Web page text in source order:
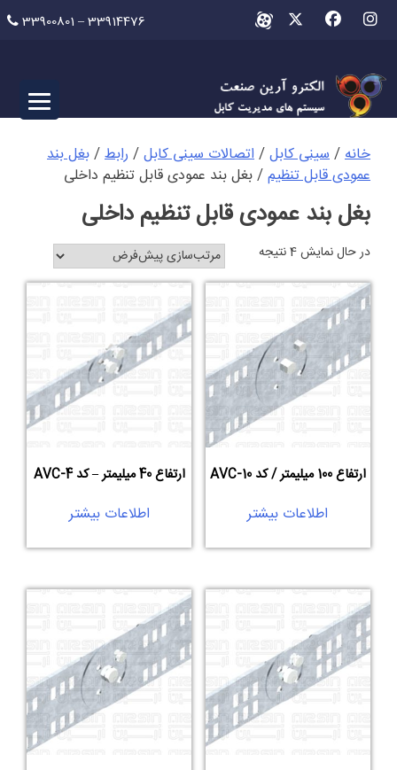
Skip
33900801 – 33914476
خانه/سینی کابل/اتصالات سینی کابل/ رابط/بغل بند
عمودی قابل تنظیم/ بغل بند عمودی قابل تنظیم داخلی
بغل بند عمودی قابل تنظیم داخلی
در حال نمایش 4 نتیجه
ارتفاع 100 میلیمتر / کد AVC-10
اطلاعات بیشتر
ارتفاع 40 میلیمتر – کد AVC-4
اطلاعات بیشتر